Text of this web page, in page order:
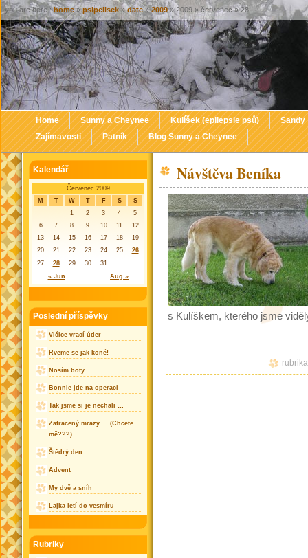
Home Sunny a Cheynee Kulíšek (epilepsie psů)
Sandy
Zajímavosti
Patník Blog Sunny a Cheynee
Návštěva Beníka
s Kulíškem, kterého jsme
Kalendář
Červenec 2009
M
T W T F S S
« Jun Aug »
1 2 3 4
5
6
7 8 9 10 11
12
13
14 15 16 17 18
19
20
21 22 23 24 25
26
27
28 29 30 31
Poslední příspěvky
Vlčice vrací úder
Rveme se jak koně!
Nosím boty
Bonnie jde na operaci
Tak jsme si je nechali …
Zatracený mrazy … (Chcete
mě???)
Štědrý den
Advent
My dvě a sníh
Lajka letí do vesmíru
Rubriky
you are here :home»psipelisek»date»2009» 2009 » červenec » 28